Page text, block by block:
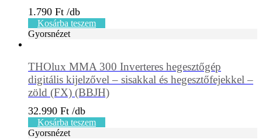
1.790 Ft
Kosárba teszem
Gyorsnézet
THOlux MMA 300 Inverteres hegesztőgép
digitális kijelzővel – sisakkal és hegesztőfejekkel –
zöld (FX) (BBJH)
32.990 Ft
Kosárba teszem
Gyorsnézet